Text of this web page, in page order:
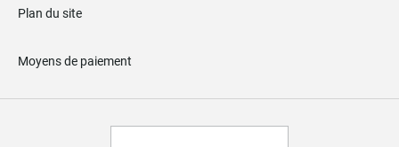
Plan du site
Moyens de paiement